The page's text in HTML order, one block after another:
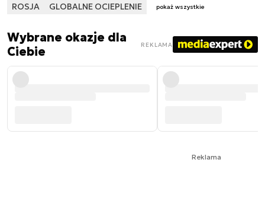
ROSJA GLOBALNE OCIEPLENIE pokaż wszystkie
Wybrane okazje dla
Ciebie
REKLAMA
Reklama